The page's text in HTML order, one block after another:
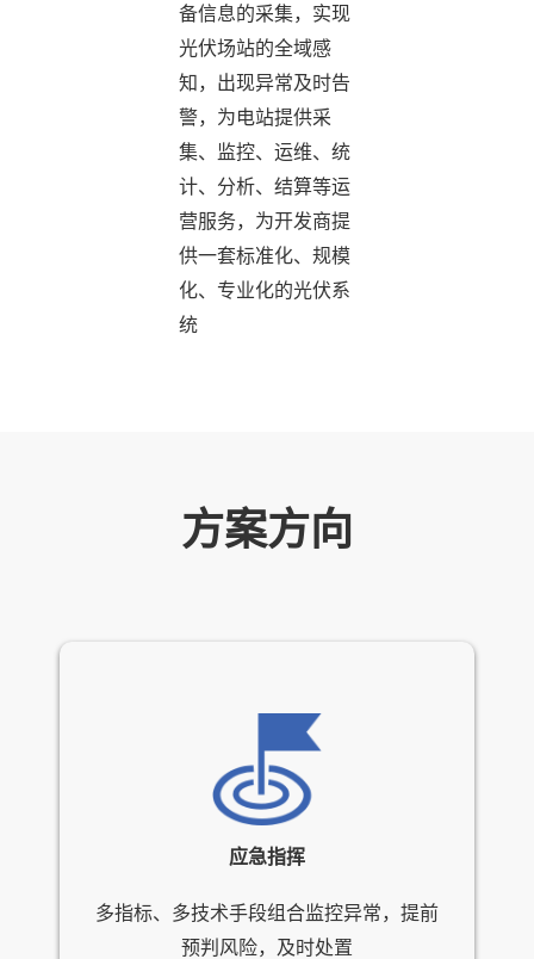
备信息的采集，实现
光伏场站的全域感
知，出现异常及时告
警，为电站提供采
集、监控、运维、统
计、分析、结算等运
营服务，为开发商提
供一套标准化、规模
化、专业化的光伏系
统
方案方向
应急指挥
多指标、多技术手段组合监控异常，提前
预判风险，及时处置